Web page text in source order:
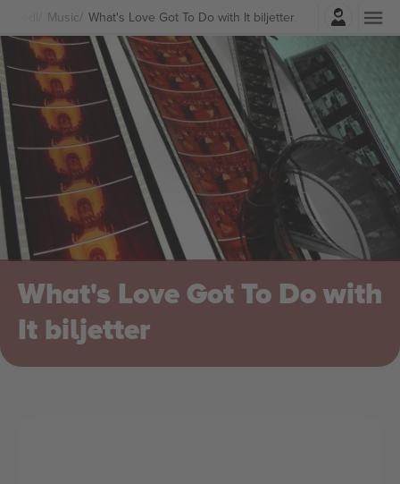
Music What's Love Got To Do with It biljetter
Logga in
What's Love Got To Do with
It biljetter